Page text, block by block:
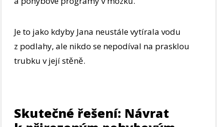
Je to jako kdyby Jana neustále vytírala vodu
z podlahy, ale nikdo se nepodíval na prasklou
trubku v její stěně.
Skutečné řešení: Návrat